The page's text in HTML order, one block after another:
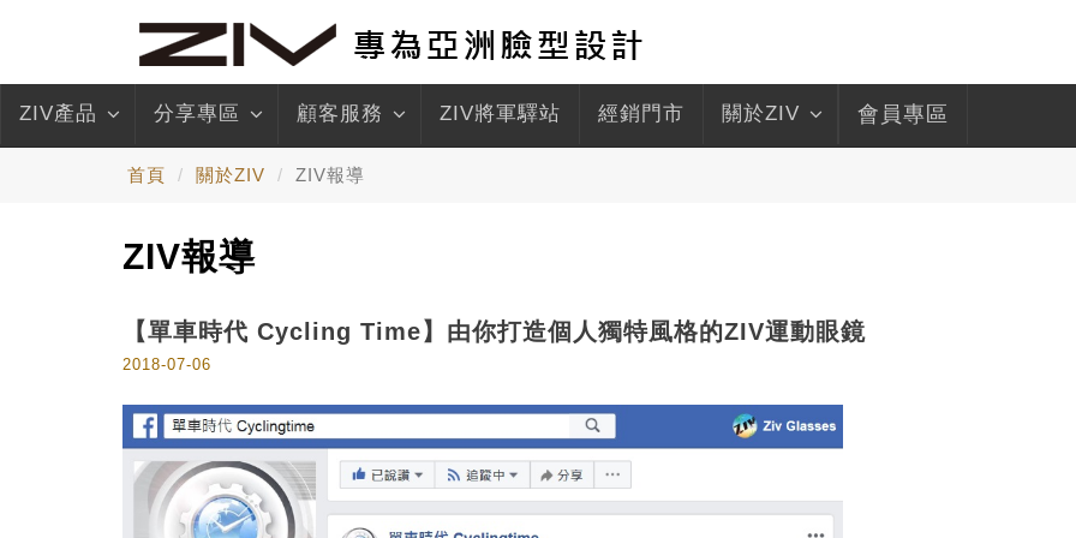
ZIV產品 分享專區 顧客服務 ZIV將軍驛站 經銷門市 關於ZIV 會員專區
首頁 關於ZIV ZIV報導
ZIV報導
【單車時代 Cycling Time】由你打造個人獨特風格的ZIV運動眼鏡
2018-07-06